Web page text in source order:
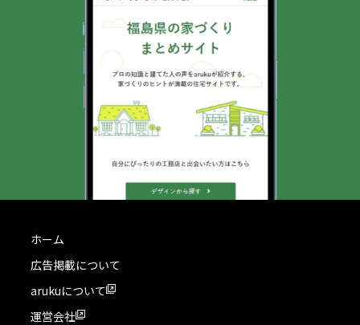
ホーム
広告掲載について
arukuについて
運営会社